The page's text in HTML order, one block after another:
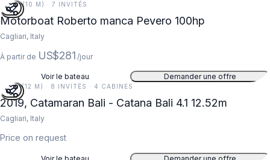
33 FT (10 M) · 7 INVITÉS
Motorboat Roberto manca Pevero 100hp
Cagliari, Italy
À partir de US$281 /jour
Voir le bateau Demander une offre
41 FT (12 M) · 8 INVITÉS · 4 CABINES
2019, Catamaran Bali - Catana Bali 4.1 12.52m
Cagliari, Italy
Price on request